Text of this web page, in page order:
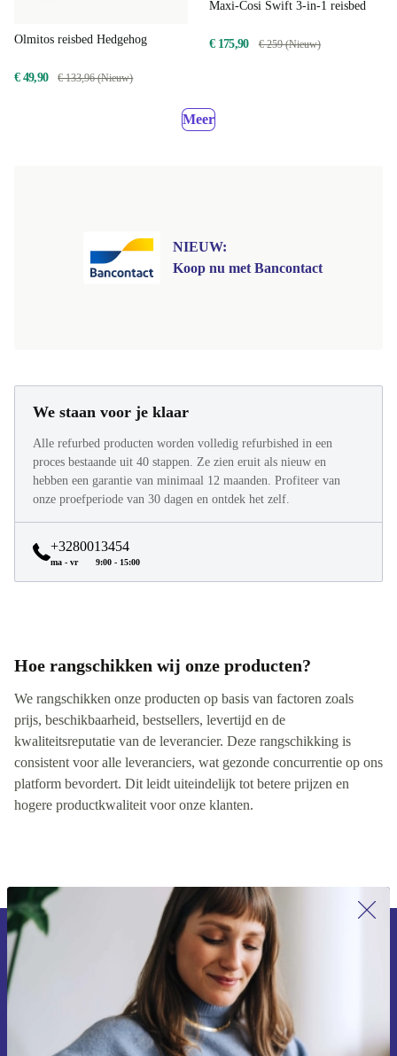
Olmitos reisbed Hedgehog
€ 49,90 € 133,96 (Nieuw)
Maxi-Cosi Swift 3-in-1 reisbed
€ 175,90 € 259 (Nieuw)
Meer
NIEUW:
Koop nu met Bancontact
We staan voor je klaar
Alle refurbed producten worden volledig refurbished in een
proces bestaande uit 40 stappen. Ze zien eruit als nieuw en
hebben een garantie van minimaal 12 maanden. Profiteer van
onze proefperiode van 30 dagen en ontdek het zelf.
+3280013454
ma - vr 9:00 - 15:00
Hoe rangschikken wij onze producten?
We rangschikken onze producten op basis van factoren zoals
prijs, beschikbaarheid, bestsellers, levertijd en de
kwaliteitsreputatie van de leverancier. Deze rangschikking is
consistent voor alle leveranciers, wat gezonde concurrentie op ons
platform bevordert. Dit leidt uiteindelijk tot betere prijzen en
hogere productkwaliteit voor onze klanten.
Meld je aan voor onze nieuwsbrief en
ontvang €15 korting!
Mis nooit meer een aanbieding.